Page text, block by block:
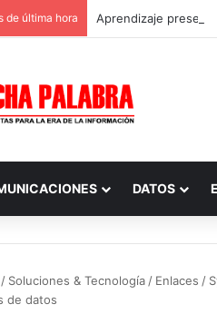
de última hora Aprendizaje
DATOS
/ Soluciones & Tecnología / Enlaces /
de datos